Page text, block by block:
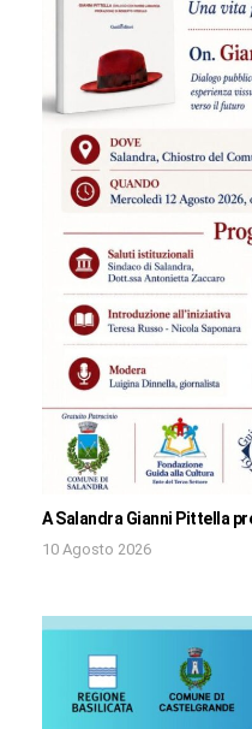
A Salandra Gianni Pittella
10 Agosto 2026